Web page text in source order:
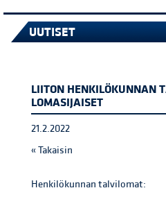
UUTISET
LIITON HENKILÖKUNNAN
LOMASIJAISET
21.2.2022
« Takaisin
Henkilökunnan talvilomat: